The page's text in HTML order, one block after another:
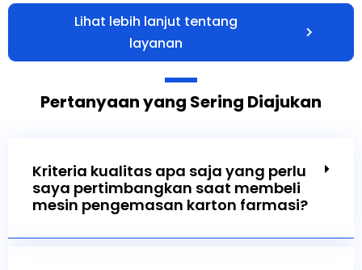
Lihat lebih lanjut tentang
layanan
Kriteria kualitas apa saja yang perlu
saya pertimbangkan saat membeli